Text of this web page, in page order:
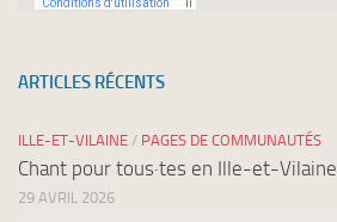
ARTICLES RÉCENTS
ILLE-ET-VILAINE / PAGES DE COMMUNAUTÉS
Chant pour tous·tes en Ille-et-Vilaine
29 AVRIL 2026